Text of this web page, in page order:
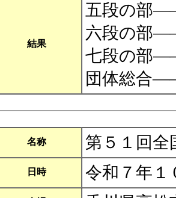
結果
五段の部
六段の部
七段の部
団体総合
名称 第５１回全
日時 令和７年１